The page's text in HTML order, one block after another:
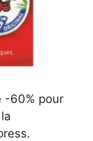
-60% pour